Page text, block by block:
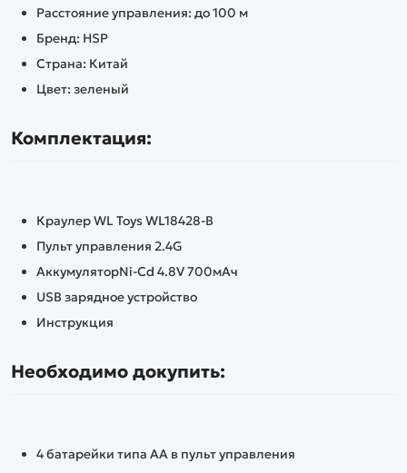
Расстояние управления: до 100 м
Бренд: HSP
Страна: Китай
Цвет: зеленый
Комплектация:
Краулер WL Toys WL18428-B
Пульт управления 2.4G
АккумуляторNi-Cd 4.8V 700мАч
USB зарядное устройство
Инструкция
Необходимо докупить:
4 батарейки типа AA в пульт управления